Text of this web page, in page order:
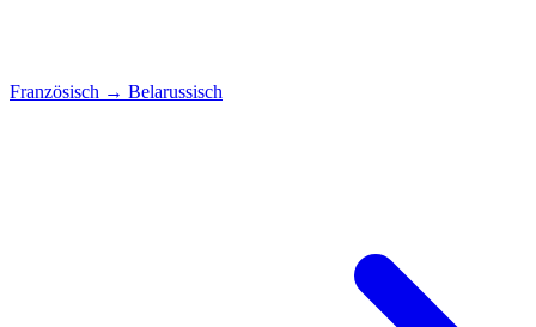
Französisch → Belarussisch